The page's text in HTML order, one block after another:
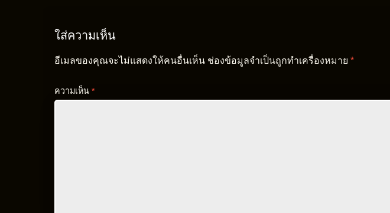
ใส่ความเห็น
อีเมลของคุณจะไม่แสดงให้คนอื่นเห็น ช่องข้อมูลจำเป็นถูกทำเครื่องหมาย *
ความเห็น *